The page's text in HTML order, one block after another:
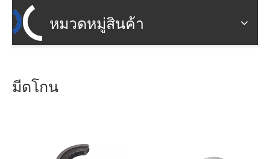
หมวดหมู่สินค้า
มีดโกน